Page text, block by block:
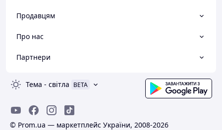
Продавцям
Про нас
Партнери
Тема - світла BETA
© Prom.ua — маркетплейс України, 2008-2026